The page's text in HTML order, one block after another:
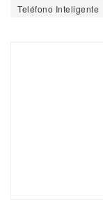
Teléfono Inteligente